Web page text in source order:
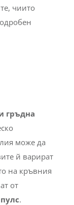
чиито
гръдна
може да
й варират
на кръвния
от
.